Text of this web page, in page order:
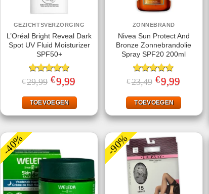
GEZICHTSVERZORGING
L’Oréal Bright Reveal Dark
Spot UV Fluid Moisturizer
SPF50+
Gewaardeerd
5.00 uit 5
€29,99 Oorspronkelijke
prijs
€29,99.
€9,99
€9,99.
TOEVOEGEN
ZONNEBRAND
Nivea Sun Protect And
Bronze Zonnebrandolie
Spray SPF20 200ml
Gewaardeerd
4.78uit 5
€23,49 Oorspronkelijke
prijs
€23,49.
€9,99
€9,99.
TOEVOEGEN
-40% -90%